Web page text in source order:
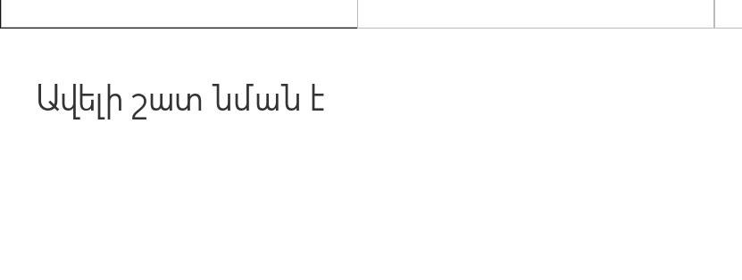
Ավելի շատ նման է